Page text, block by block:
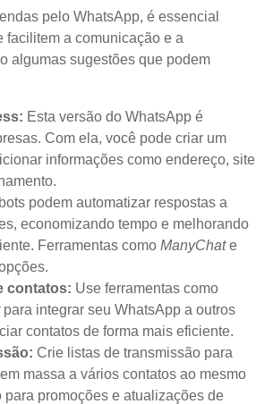
pelo WhatsApp, é essencial
facilitem a comunicação e a
algumas sugestões que podem
Esta versão do WhatsApp é
Com ela, você pode criar um
informações como endereço, site
podem automatizar respostas a
economizando tempo e melhorando
Ferramentas comoManyChate
contatos: Use ferramentas como
para integrar seu WhatsApp a outros
contatos de forma mais eficiente.
Crie listas de transmissão para
massa a vários contatos ao mesmo
para promoções e atualizações de